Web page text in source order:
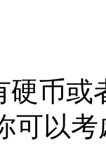
硬币或
可以